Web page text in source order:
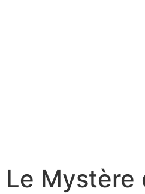
Le Mystère